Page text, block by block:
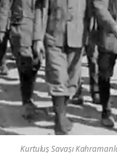
Kurtuluş Savaşı